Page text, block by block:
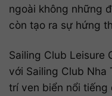
ngoài không những
còn tạo ra sự hứng
Sailing Club Leisure
với Sailing Club Nha
trí ven biển nổi